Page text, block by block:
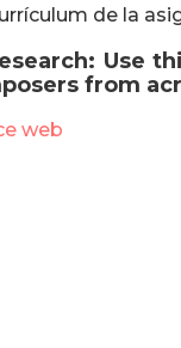
de la
: Use
from
web